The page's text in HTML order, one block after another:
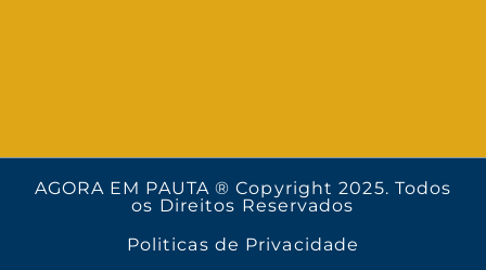
AGORA EM PAUTA ® Copyright 2025. Todos
os Direitos Reservados
Politicas de Privacidade